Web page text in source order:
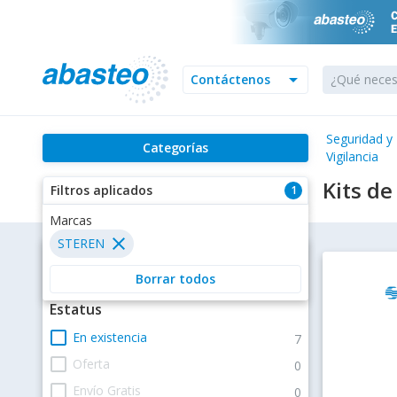
arrow_drop_down
Contáctenos
Categorías
Seguridad y
Vigilancia
1
Filtros aplicados Kits
Filtros
Estatus
check_box_outline_blank En existencia 7
check_box_outline_blank Oferta 0
check_box_outline_blank Envío Gratis 0